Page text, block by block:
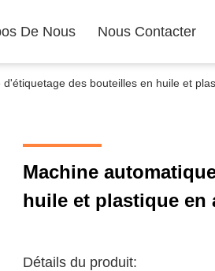
De Nous Nous Contacter
des bouteilles en huile et
Machine
huile et plastique en
Détails du produit: